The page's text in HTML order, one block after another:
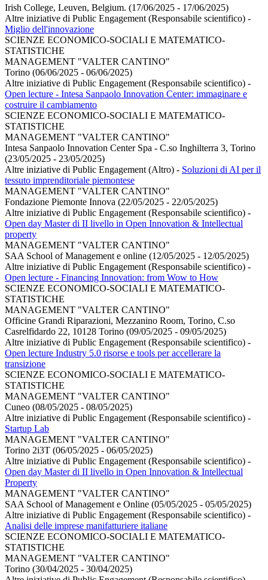
Irish College, Leuven, Belgium. (17/06/2025 - 17/06/2025)
Altre iniziative di Public Engagement (Responsabile scientifico) -
Miglio dell'innovazione
SCIENZE ECONOMICO-SOCIALI E MATEMATICO-
STATISTICHE
MANAGEMENT "VALTER CANTINO"
Torino (06/06/2025 - 06/06/2025)
Altre iniziative di Public Engagement (Responsabile scientifico) -
Open lecture - Intesa Sanpaolo Innovation Center: immaginare e
costruire il cambiamento
SCIENZE ECONOMICO-SOCIALI E MATEMATICO-
STATISTICHE
MANAGEMENT "VALTER CANTINO"
Intesa Sanpaolo Innovation Center Spa - C.so Inghilterra 3, Torino
(23/05/2025 - 23/05/2025)
Altre iniziative di Public Engagement (Altro) - Soluzioni di AI per il
tessuto imprenditoriale piemontese
MANAGEMENT "VALTER CANTINO"
Fondazione Piemonte Innova (22/05/2025 - 22/05/2025)
Altre iniziative di Public Engagement (Responsabile scientifico) -
Open day Master di II livello in Open Innovation & Intellectual
property
MANAGEMENT "VALTER CANTINO"
SAA School of Management e online (12/05/2025 - 12/05/2025)
Altre iniziative di Public Engagement (Responsabile scientifico) -
Open lecture - Financing Innovation: from Wow to How
SCIENZE ECONOMICO-SOCIALI E MATEMATICO-
STATISTICHE
MANAGEMENT "VALTER CANTINO"
Officine Grandi Riparazioni, Mezzanino Room, Torino, C.so
Casrelfidardo 22, 10128 Torino (09/05/2025 - 09/05/2025)
Altre iniziative di Public Engagement (Responsabile scientifico) -
Open lecture Industry 5.0 risorse e tools per accellerare la
transizione
SCIENZE ECONOMICO-SOCIALI E MATEMATICO-
STATISTICHE
MANAGEMENT "VALTER CANTINO"
Cuneo (08/05/2025 - 08/05/2025)
Altre iniziative di Public Engagement (Responsabile scientifico) -
Startup Lab
MANAGEMENT "VALTER CANTINO"
Torino 2i3T (06/05/2025 - 06/05/2025)
Altre iniziative di Public Engagement (Responsabile scientifico) -
Open day Master di II livello in Open Innovation & Intellectual
Property
MANAGEMENT "VALTER CANTINO"
SAA School of Management e Online (05/05/2025 - 05/05/2025)
Altre iniziative di Public Engagement (Responsabile scientifico) -
Analisi delle imprese manifatturiere italiane
SCIENZE ECONOMICO-SOCIALI E MATEMATICO-
STATISTICHE
MANAGEMENT "VALTER CANTINO"
Torino (30/04/2025 - 30/04/2025)